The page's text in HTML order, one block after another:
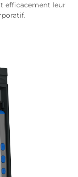
efficacement leur